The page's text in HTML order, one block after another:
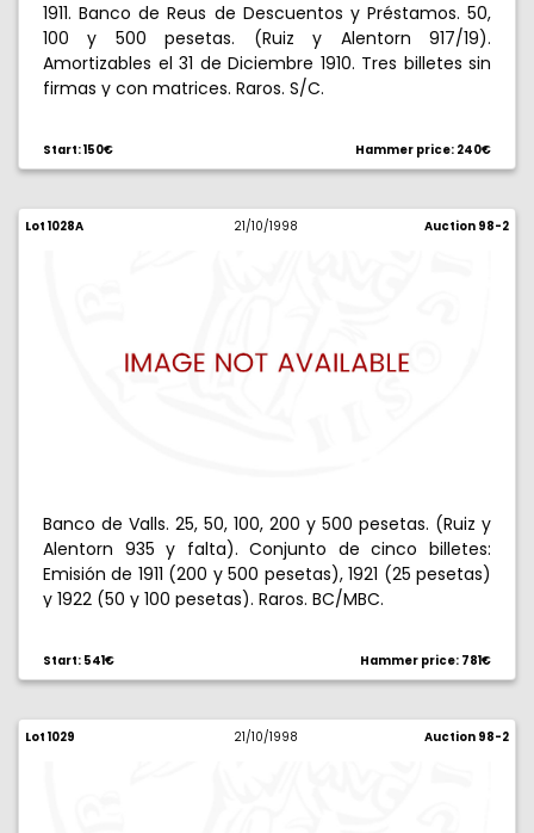
1911. Banco de Reus de Descuentos y Préstamos. 50,
100 y 500 pesetas. (Ruiz y Alentorn 917/19).
Amortizables el 31 de Diciembre 1910. Tres billetes sin
firmas y con matrices. Raros. S/C.
Start: 150€ Hammer price: 240€
Lot 1028A 21/10/1998 Auction 98-2
Banco de Valls. 25, 50, 100, 200 y 500 pesetas. (Ruiz y
Alentorn 935 y falta). Conjunto de cinco billetes:
Emisión de 1911 (200 y 500 pesetas), 1921 (25 pesetas)
y 1922 (50 y 100 pesetas). Raros. BC/MBC.
Start: 541€ Hammer price: 781€
Lot 1029 21/10/1998 Auction 98-2